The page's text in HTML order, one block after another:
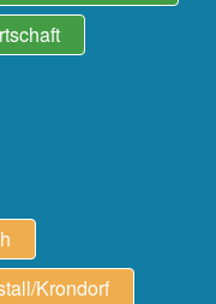
Krondorf